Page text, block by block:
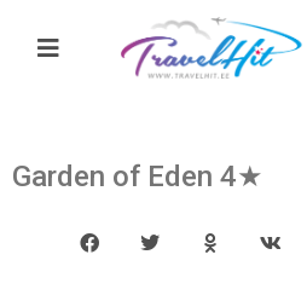
Garden of Eden 4★